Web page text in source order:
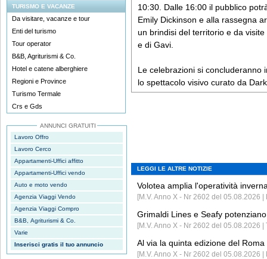
TURISMO E VACANZE
Da visitare, vacanze e tour
Enti del turismo
Tour operator
B&B, Agriturismi & Co.
Hotel e catene alberghiere
Regioni e Province
Turismo Termale
Crs e Gds
ANNUNCI GRATUITI
Lavoro Offro
Lavoro Cerco
Appartamenti-Uffici affitto
Appartamenti-Uffici vendo
Auto e moto vendo
Agenzia Viaggi Vendo
Agenzia Viaggi Compro
B&B, Agriturismi & Co.
Varie
Inserisci gratis il tuo annuncio
10:30. Dalle 16:00 il pubblico
Emily Dickinson e alla rassegna
un brindisi del territorio e da
e di Gavi.
Le celebrazioni si concluderanno
lo spettacolo visivo curato da
LEGGI LE ALTRE NOTIZIE
Volotea amplia l'operatività
[M.V. Anno X - Nr 2602 del 05.08.2026 |
Grimaldi Lines e Seafy
[M.V. Anno X - Nr 2602 del 05.08.2026 |
Al via la quinta edizione del
[M.V. Anno X - Nr 2602 del 05.08.2026 |